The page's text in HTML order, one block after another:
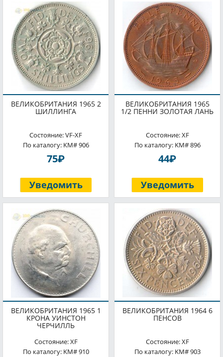
ВЕЛИКОБРИТАНИЯ 1965 2
ШИЛЛИНГА
Состояние: VF-XF
По каталогу: KM# 906
75P
Уведомить
ВЕЛИКОБРИТАНИЯ 1965
1/2 ПЕННИ ЗОЛОТАЯ ЛАНЬ
Состояние: XF
По каталогу: KM# 896
44P
Уведомить
ВЕЛИКОБРИТАНИЯ 1965 1
КРОНА УИНСТОН
ЧЕРЧИЛЛЬ
Состояние: XF
По каталогу: KM# 910
ВЕЛИКОБРИТАНИЯ 1964 6
ПЕНСОВ
Состояние: XF
По каталогу: KM# 903